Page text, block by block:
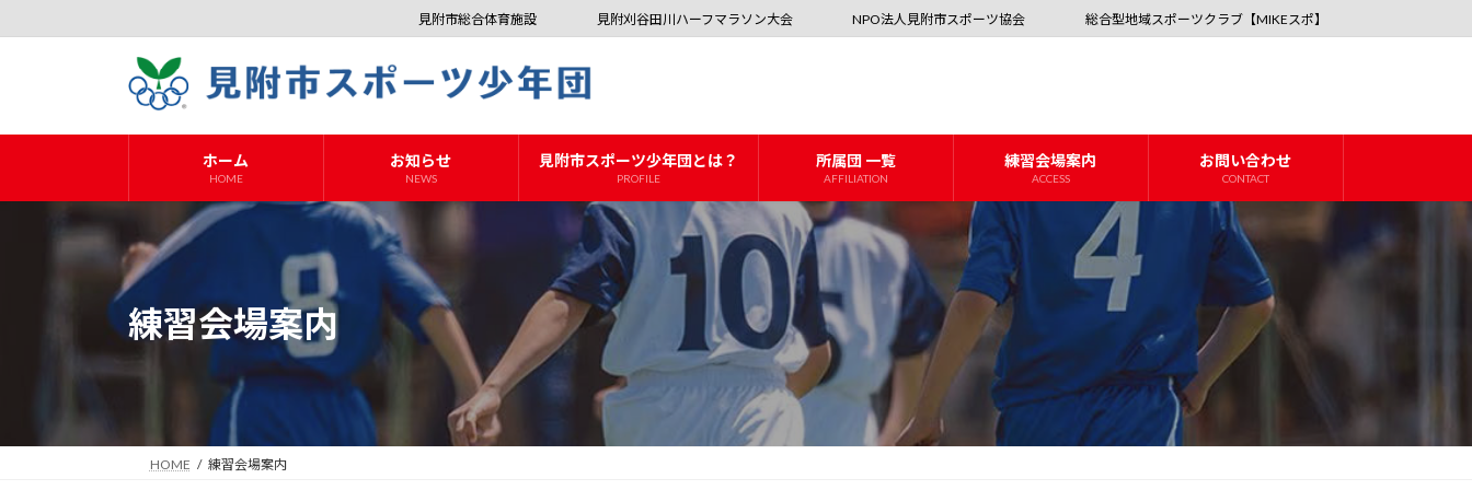
ン
キ
ビ
に
見附市総合体育施設 見附刈谷田川ハーフマラソン大会 NPO法人見附市スポーツ協会 総合型地域スポーツクラブ【MIKEスポ】
ホーム
HOME
お知らせ
NEWS
見附市スポーツ少年団とは？
PROFILE
所属団 一覧
AFFILIATION
練習会場案内
ACCESS
お問い合わせ
CONTACT
練習会場案内
HOME 練習会場案内